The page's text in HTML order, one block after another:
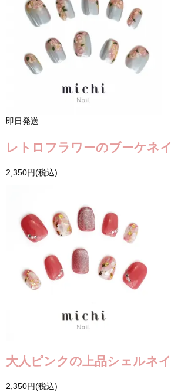
即日発送
レトロフラワーのブーケネ
2,350円(税込)
大人ピンクの上品シェルネ
2,350円(税込)